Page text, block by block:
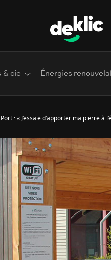
: « J’essaie d’apporter ma pierre à
& cie Énergies
les plus recherchés
deklic kids interview